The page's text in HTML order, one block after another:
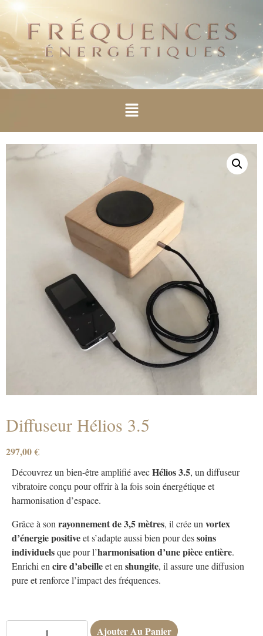
Diffuseur Hélios 3.5
297,00€
Découvrez un bien-être amplifié avecHélios 3.5, un diffuseur
vibratoire conçu pour offrir à la fois soin énergétique et
harmonisation d’espace.
Grâce à sonrayonnement de 3,5 mètres, il crée unvortex
d’énergie positiveet s’adapte aussi bien pour dessoins
individuelsque pour l’harmonisation d’une pièce entière.
Enrichi encire d’abeilleet enshungite, il assure une diffusion
pure et renforce l’impact des fréquences.
Ajouter Au Panier